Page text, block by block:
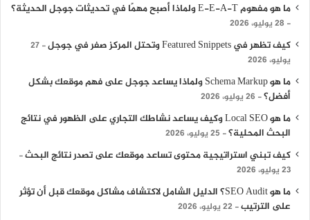
ما هو مفهوم E-E-A-T ولماذا أصبح مهمًا في تحديثات جوجل الحديثة؟
28 يوليو، 2026
كيف تظهر في Featured Snippets وتحتل المركز صفر في جوجل
27
يوليو، 2026
ما هو Schema Markup ولماذا يساعد جوجل على فهم موقعك بشكل
أفضل؟
26 يوليو، 2026
ما هو Local SEO وكيف يساعد نشاطك التجاري على الظهور في نتائج
البحث المحلية؟
25 يوليو، 2026
كيف تبني استراتيجية محتوى تساعد موقعك على تصدر نتائج البحث
23 يوليو، 2026
ما هو SEO Audit؟ الدليل الشامل لاكتشاف مشاكل موقعك قبل أن تؤثر
على الترتيب 22 يوليو، 2026